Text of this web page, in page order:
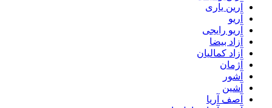
آرین یاری
آریو
آریو رایجی
آزاد بیضا
آزاد کمالیان
آژمان
آشور
آشین
آصف آریا